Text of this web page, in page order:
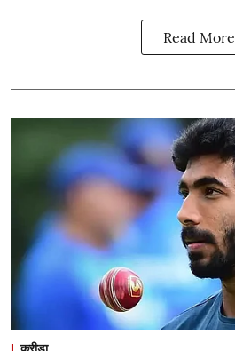
Read More